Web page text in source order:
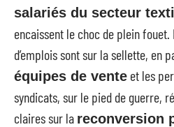
salariés du secteur
encaissent le choc de plein
d’emplois sont sur la sellette, en
équipes de vente et les
syndicats, sur le pied de guerre,
claires sur la reconversion